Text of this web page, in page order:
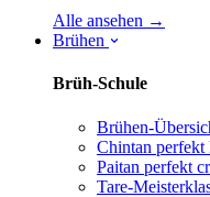
Alle ansehen →
Brühen
Brüh-Schule
Brühen-
Chintan perfekt
Paitan perfekt
Tare-